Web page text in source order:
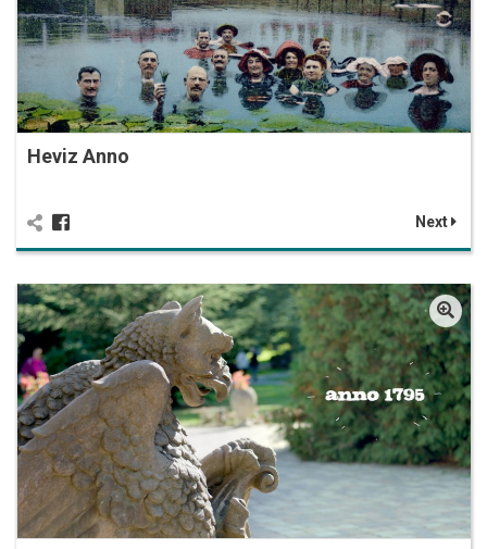
Heviz Anno
Next